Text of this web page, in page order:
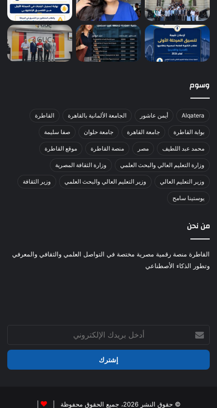
وسوم
Alqatera أيمن عاشور الجامعة الألمانية بالقاهرة القاطرة
بوابة القاطرة جامعة القاهرة جامعة حلوان صفا سليمة
محمد عبد اللطيف مصر منصة القاطرة موقع القاطرة
وزارة التعليم العالي والبحث العلمي وزارة الثقافة المصرية
وزير التعليم العالي وزير التعليم العالي والبحث العلمي وزير الثقافة
يوستينا سامح
من نحن
القاطرة منصة رقمية مصرية مختصة في التواصل العلمي والثقافي والمعرفي
وتطور الذكاء الأصطناعي
بريدك
الإلكتروني
© حقوق النشر 2026، جميع الحقوق محفوظة |